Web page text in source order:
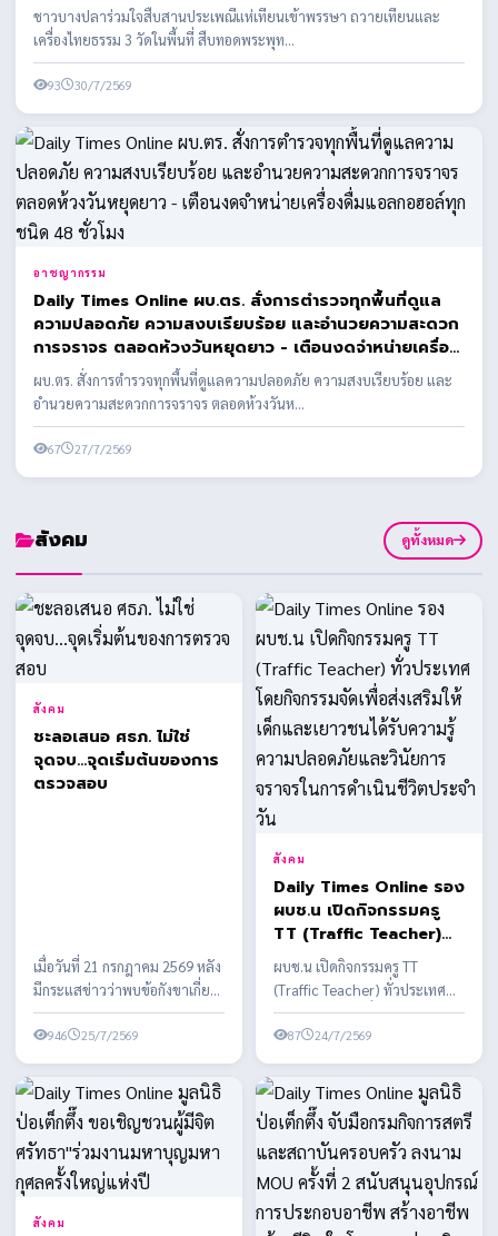
ชาวบางปลาร่วมใจสืบสานประเพณีแห่เทียนเข้าพรรษา ถวายเทียนและ
เครื่องไทยธรรม 3 วัดในพื้นที่ สืบทอดพระพุท...
93 30/7/2569
อาชญากรรม
Daily Times Online ผบ.ตร. สั่งการตำรวจทุกพื้นที่ดูแล
ความปลอดภัย ความสงบเรียบร้อย และอำนวยความสะดวก
การจราจร ตลอดห้วงวันหยุดยาว - เตือนงดจำหน่ายเครื่อง
ดื่มแอลกอฮอล์ทุกชนิด 48 ชั่วโมง
ผบ.ตร. สั่งการตำรวจทุกพื้นที่ดูแลความปลอดภัย ความสงบเรียบร้อย และ
อำนวยความสะดวกการจราจร ตลอดห้วงวันห...
67 27/7/2569
สังคม ดูทั้งหมด
สังคม
ชะลอเสนอ ศธภ. ไม่ใช่
จุดจบ...จุดเริ่มต้นของการ
ตรวจสอบ
เมื่อวันที่ 21 กรกฎาคม 2569 หลัง
มีกระแสข่าวว่าพบข้อกังขาเกี่ยว
กับคุณสมบัติของผู้ได้รับการเสนอ
ชื่อบาง...
946 25/7/2569
สังคม
Daily Times Online รอง
ผบช.น เปิดกิจกรรมครู
TT (Traffic Teacher)
ทั่วประเทศ โดยกิจกรรม
จัดเพื่อส่งเสริมให้เด็กและ
เยาวชนได้รับความรู้ความ
ปลอดภัยและวินัยการ
จราจรในการดำเนินชีวิต
ผบช.น เปิดกิจกรรมครู TT
(Traffic Teacher) ทั่วประเทศ
โดยกิจกรรมจัดเพื่อส่งเสริมให้เด็ก
และเยาวชนได้รั...
87 24/7/2569
สังคม